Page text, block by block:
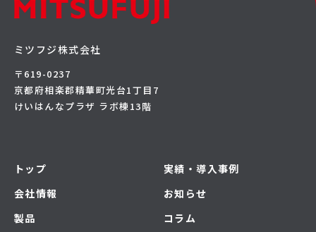
ミツフジ株式会社
〒619-0237
京都府相楽郡精華町光台1丁目7
けいはんなプラザ ラボ棟13階
トップ
会社情報
製品
実績・導入事例
お知らせ
コラム